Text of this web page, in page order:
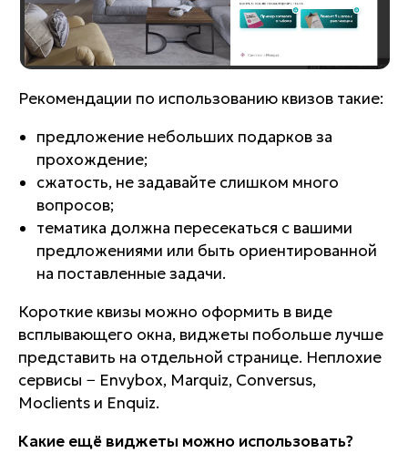
Рекомендации по использованию квизов такие:
предложение небольших подарков за
прохождение;
сжатость, не задавайте слишком много
вопросов;
тематика должна пересекаться с вашими
предложениями или быть ориентированной
на поставленные задачи.
Короткие квизы можно оформить в виде
всплывающего окна, виджеты побольше лучше
представить на отдельной странице. Неплохие
сервисы − Envybox, Marquiz, Conversus,
Moclients и Enquiz.
Какие ещё виджеты можно использовать?